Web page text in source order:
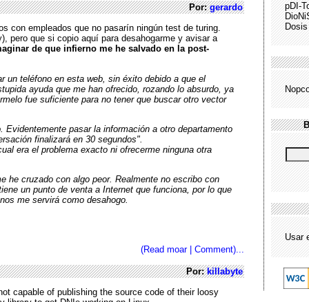
Por:gerardo
con empleados que no pasarín ningún test de turing.
pero que si copio aquí para desahogarme y avisar a
de que infierno me he salvado en la post-
un teléfono en esta web, sin éxito debido a que el
ayuda que me han ofrecido, rozando lo absurdo, ya
fue suficiente para no tener que buscar otro vector
pasar la información a otro departamento
finalizará en 30 segundos".
era el problema exacto ni ofrecerme ninguna otra
he cruzado con algo peor. Realmente no escribo con
un punto de venta a Internet que funciona, por lo que
me servirá como desahogo.
(Read moar | Comment)...
Por:killabyte
capable of publishing the source code of their loosy
pDI-
Dosis
Usar